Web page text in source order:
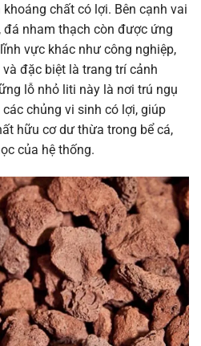
chất có lợi. Bên cạnh vai
đá nham thạch còn được ứng
vực khác như công nghiệp,
đặc biệt là trang trí cảnh
lỗ nhỏ liti này là nơi trú ngụ
chủng vi sinh có lợi, giúp
hữu cơ dư thừa trong bể cá,
của hệ thống.